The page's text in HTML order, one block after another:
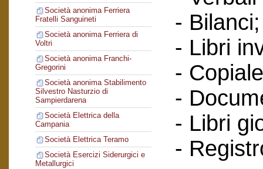
Società anonima Ferriera
Fratelli Sanguineti
Società anonima Ferriera di
Voltri
Società anonima Franchi-
Gregorini
Società anonima Stabilimento
Silvestro Nasturzio di
Sampierdarena
Società Elettrica della
Campania
Società Elettrica Teramo
Società Esercizi Siderurgici e
Metallurgici
- Bilanci;
- Libri
-
-
- Libri
-